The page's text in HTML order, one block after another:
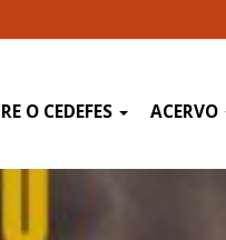
O CEDEFES ACERVO